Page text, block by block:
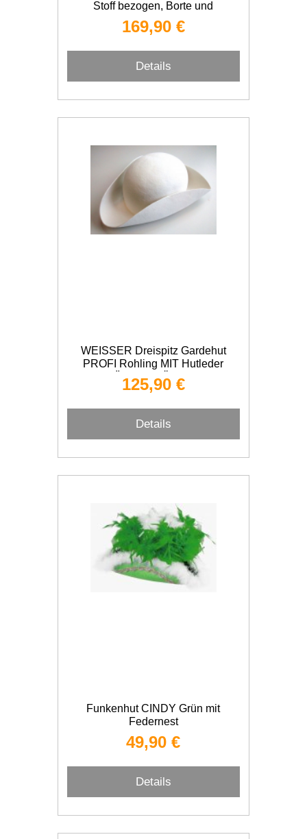
Stoff bezogen, Borte und
Chandellen Federnest
169,90 €
Details
WEISSER Dreispitz Gardehut
PROFI Rohling MIT Hutleder
ÜBERGRÖSSE
125,90 €
Details
Funkenhut CINDY Grün mit
Federnest
49,90 €
Details